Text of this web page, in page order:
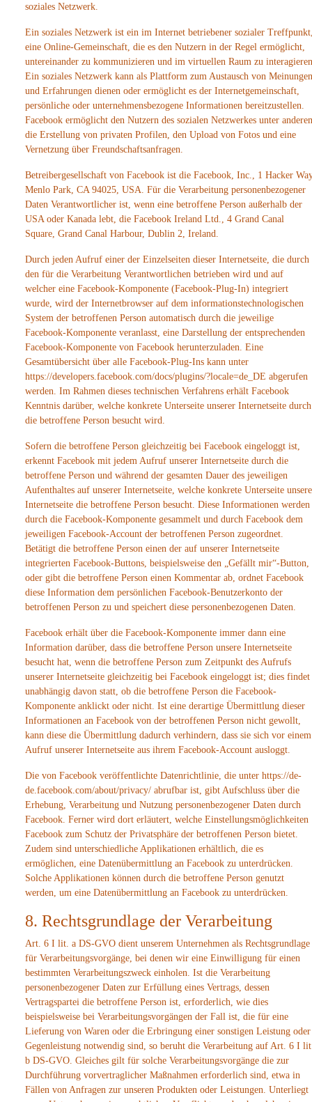
soziales Netzwerk.
Ein soziales Netzwerk ist ein im Internet betriebener sozialer
eine Online-Gemeinschaft, die es den Nutzern in der Regel ermöglicht,
untereinander zu kommunizieren und im virtuellen Raum zu
Ein soziales Netzwerk kann als Plattform zum Austausch von Meinungen
und Erfahrungen dienen oder ermöglicht es der Internetgemeinschaft,
persönliche oder unternehmensbezogene Informationen bereitzustellen.
Facebook ermöglicht den Nutzern des sozialen Netzwerkes unter
die Erstellung von privaten Profilen, den Upload von Fotos und eine
Vernetzung über Freundschaftsanfragen.
Betreibergesellschaft von Facebook ist die Facebook, Inc., 1 Hacker
Menlo Park, CA 94025, USA. Für die Verarbeitung personenbezogener
Daten Verantwortlicher ist, wenn eine betroffene Person außerhalb der
USA oder Kanada lebt, die Facebook Ireland Ltd., 4 Grand Canal
Square, Grand Canal Harbour, Dublin 2, Ireland.
Durch jeden Aufruf einer der Einzelseiten dieser Internetseite, die durch
den für die Verarbeitung Verantwortlichen betrieben wird und auf
welcher eine Facebook-Komponente (Facebook-Plug-In) integriert
wurde, wird der Internetbrowser auf dem informationstechnologischen
System der betroffenen Person automatisch durch die jeweilige
Facebook-Komponente veranlasst, eine Darstellung der entsprechenden
Facebook-Komponente von Facebook herunterzuladen. Eine
Gesamtübersicht über alle Facebook-Plug-Ins kann unter
https://developers.facebook.com/docs/plugins/?locale=de_DE abgerufen
werden. Im Rahmen dieses technischen Verfahrens erhält Facebook
Kenntnis darüber, welche konkrete Unterseite unserer Internetseite durch
die betroffene Person besucht wird.
Sofern die betroffene Person gleichzeitig bei Facebook eingeloggt ist,
erkennt Facebook mit jedem Aufruf unserer Internetseite durch die
betroffene Person und während der gesamten Dauer des jeweiligen
Aufenthaltes auf unserer Internetseite, welche konkrete Unterseite
Internetseite die betroffene Person besucht. Diese Informationen werden
durch die Facebook-Komponente gesammelt und durch Facebook dem
jeweiligen Facebook-Account der betroffenen Person zugeordnet.
Betätigt die betroffene Person einen der auf unserer Internetseite
integrierten Facebook-Buttons, beispielsweise den „Gefällt mir“-Button,
oder gibt die betroffene Person einen Kommentar ab, ordnet Facebook
diese Information dem persönlichen Facebook-Benutzerkonto der
betroffenen Person zu und speichert diese personenbezogenen Daten.
Facebook erhält über die Facebook-Komponente immer dann eine
Information darüber, dass die betroffene Person unsere Internetseite
besucht hat, wenn die betroffene Person zum Zeitpunkt des Aufrufs
unserer Internetseite gleichzeitig bei Facebook eingeloggt ist; dies findet
unabhängig davon statt, ob die betroffene Person die Facebook-
Komponente anklickt oder nicht. Ist eine derartige Übermittlung dieser
Informationen an Facebook von der betroffenen Person nicht gewollt,
kann diese die Übermittlung dadurch verhindern, dass sie sich vor einem
Aufruf unserer Internetseite aus ihrem Facebook-Account ausloggt.
Die von Facebook veröffentlichte Datenrichtlinie, die unter https://de-
de.facebook.com/about/privacy/ abrufbar ist, gibt Aufschluss über die
Erhebung, Verarbeitung und Nutzung personenbezogener Daten durch
Facebook. Ferner wird dort erläutert, welche Einstellungsmöglichkeiten
Facebook zum Schutz der Privatsphäre der betroffenen Person bietet.
Zudem sind unterschiedliche Applikationen erhältlich, die es
ermöglichen, eine Datenübermittlung an Facebook zu unterdrücken.
Solche Applikationen können durch die betroffene Person genutzt
werden, um eine Datenübermittlung an Facebook zu unterdrücken.
8. Rechtsgrundlage der Verarbeitung
Art. 6 I lit. a DS-GVO dient unserem Unternehmen als Rechtsgrundlage
für Verarbeitungsvorgänge, bei denen wir eine Einwilligung für einen
bestimmten Verarbeitungszweck einholen. Ist die Verarbeitung
personenbezogener Daten zur Erfüllung eines Vertrags, dessen
Vertragspartei die betroffene Person ist, erforderlich, wie dies
beispielsweise bei Verarbeitungsvorgängen der Fall ist, die für eine
Lieferung von Waren oder die Erbringung einer sonstigen Leistung oder
Gegenleistung notwendig sind, so beruht die Verarbeitung auf Art. 6 I
b DS-GVO. Gleiches gilt für solche Verarbeitungsvorgänge die zur
Durchführung vorvertraglicher Maßnahmen erforderlich sind, etwa in
Fällen von Anfragen zur unseren Produkten oder Leistungen. Unterliegt